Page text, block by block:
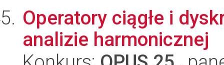
Operatory ciągłe i
analizie harmonicznej